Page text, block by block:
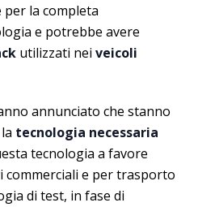
la completa
e potrebbe avere
utilizzati nei veicoli
annunciato che stanno
la tecnologia necessaria
tecnologia a favore
commerciali e per trasporto
di test, in fase di